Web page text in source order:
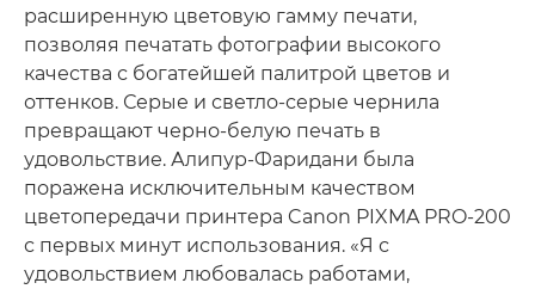
расширенную цветовую гамму печати,
позволяя печатать фотографии высокого
качества с богатейшей палитрой цветов и
оттенков. Серые и светло-серые чернила
превращают черно-белую печать в
удовольствие. Алипур-Фаридани была
поражена исключительным качеством
цветопередачи принтера Canon PIXMA PRO-200
с первых минут использования. «Я с
удовольствием любовалась работами,